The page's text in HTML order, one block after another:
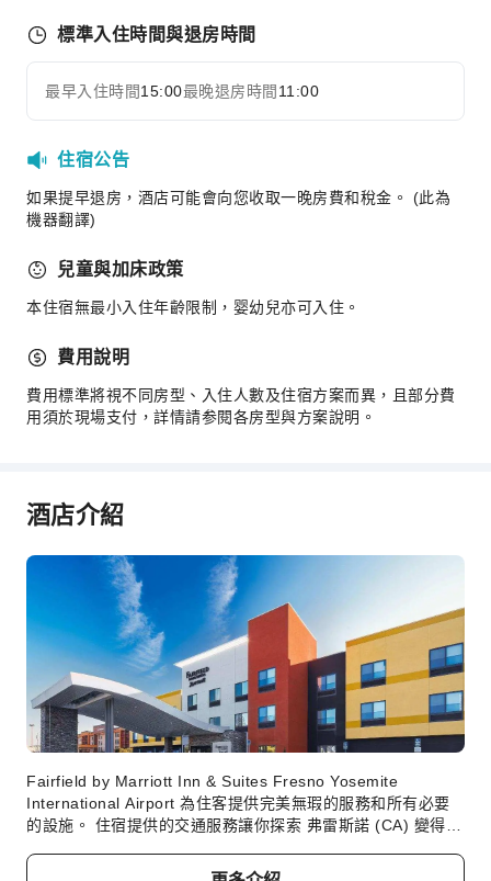
快遞服務
兒童餐
運動設施
保齡球館
高爾夫球場
健行
騎馬
滑雪
風帆衝浪
獨木舟
交通服務
接送機服務
租車服務
清潔服務
乾洗服務
熨燙服務
公共區域設施
展開全部
標準入住時間與退房時間
最早入住時間15:00最晚退房時間 11:00
住宿公告
如果提早退房，酒店可能會向您收取一晚房費和稅金。 (此為
機器翻譯)
兒童與加床政策
本住宿無最小入住年齡限制，婴幼兒亦可入住。
費用說明
費用標準將視不同房型、入住人數及住宿方案而異，且部分費
用須於現場支付，詳情請参閱各房型與方案說明。
酒店介紹
Fairfield by Marriott Inn & Suites Fresno Yosemite
International Airport 為住客提供完美無瑕的服務和所有必要
的設施。 住宿提供的交通服務讓你探索 弗雷斯諾 (CA) 變得更
禮賓服務等接待服務，以滿足你的要求。使用 Fairfield by